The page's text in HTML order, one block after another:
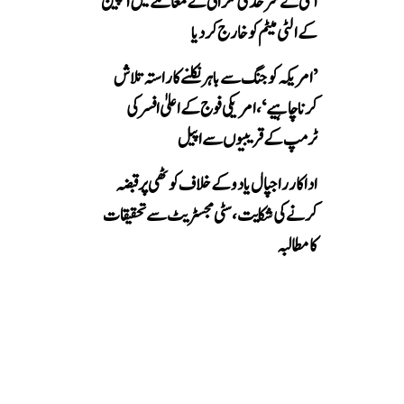
کے الٹی میٹم کو خارج کر دیا
’امریکہ کو جنگ سے باہر نکلنے کا راستہ تلاش
کرنا چاہیے‘، امریکی فوج کے اعلیٰ افسر کی
ٹرمپ کے قریبیوں سے اپیل
اداکار راجپال یادو کے خلاف کوٹھی پر قبضہ
کرنے کی شکایت، سٹی مجسٹریٹ سے تحقیقات
کا مطالبہ